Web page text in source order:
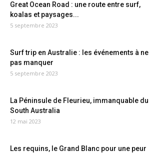
Great Ocean Road : une route entre surf,
koalas et paysages...
5 septembre 2023
Surf trip en Australie : les événements à ne
pas manquer
5 septembre 2023
La Péninsule de Fleurieu, immanquable du
South Australia
12 mai 2023
Les requins, le Grand Blanc pour une peur